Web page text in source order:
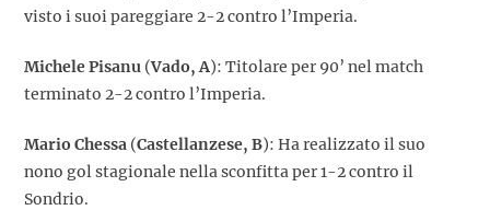
visto i suoi pareggiare 2-2 contro l’Imperia.
Michele Pisanu (Vado, A): Titolare per 90’ nel match
terminato 2-2 contro l’Imperia.
Mario Chessa (Castellanzese, B): Ha realizzato il suo
nono gol stagionale nella sconfitta per 1-2 contro il
Sondrio.